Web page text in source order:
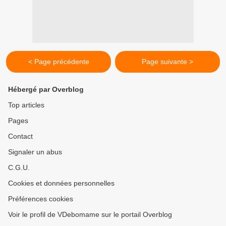
< Page précédente Page suivante >
Hébergé par Overblog
Top articles
Pages
Contact
Signaler un abus
C.G.U.
Cookies et données personnelles
Préférences cookies
Voir le profil de VDebomame sur le portail Overblog